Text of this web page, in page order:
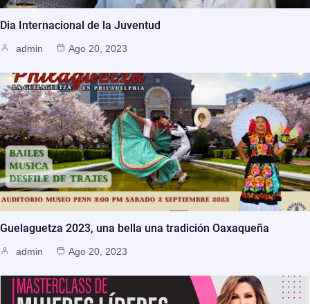
Dia Internacional de la Juventud
admin Ago 20, 2023
Guelaguetza 2023, una bella una tradición Oaxaqueña
admin Ago 20, 2023